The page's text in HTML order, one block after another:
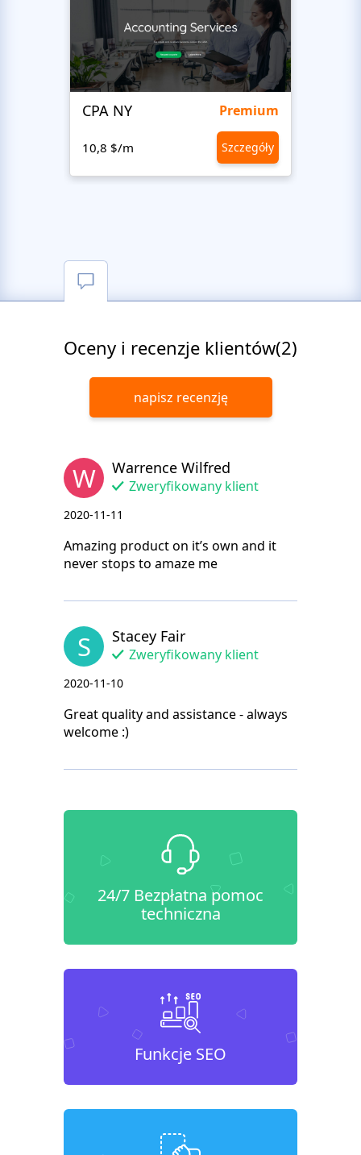
CPA NY Premium
10,8 $/m Szczegóły
Oceny i recenzje klientów(2)
napisz recenzję
W Warrence Wilfred
Zweryfikowany klient
2020-11-11
Amazing product on it’s own and it
never stops to amaze me
S Stacey Fair
Zweryfikowany klient
2020-11-10
Great quality and assistance - always
welcome :)
24/7 Bezpłatna pomoc
techniczna
Funkcje SEO